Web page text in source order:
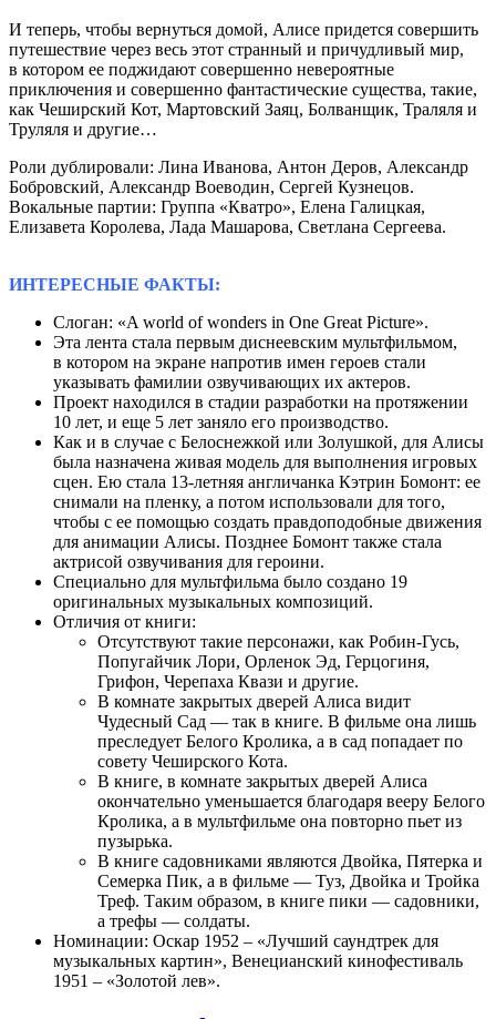
И теперь, чтобы вернуться домой, Алисе придется совершить
путешествие через весь этот странный и причудливый мир,
в котором ее поджидают совершенно невероятные
приключения и совершенно фантастические существа, такие,
как Чеширский Кот, Мартовский Заяц, Болванщик, Траляля и
Труляля и другие…
Роли дублировали: Лина Иванова, Антон Деров, Александр
Бобровский, Александр Воеводин, Сергей Кузнецов.
Вокальные партии: Группа «Кватро», Елена Галицкая,
Елизавета Королева, Лада Машарова, Светлана Сергеева.
ИНТЕРЕСНЫЕ ФАКТЫ:
Слоган: «A world of wonders in One Great Picture».
Эта лента стала первым диснеевским мультфильмом,
в котором на экране напротив имен героев стали
указывать фамилии озвучивающих их актеров.
Проект находился в стадии разработки на протяжении
10 лет, и еще 5 лет заняло его производство.
Как и в случае с Белоснежкой или Золушкой, для Алисы
была назначена живая модель для выполнения игровых
сцен. Ею стала 13-летняя англичанка Кэтрин Бомонт: ее
снимали на пленку, а потом использовали для того,
чтобы с ее помощью создать правдоподобные движения
для анимации Алисы. Позднее Бомонт также стала
актрисой озвучивания для героини.
Специально для мультфильма было создано 19
оригинальных музыкальных композиций.
Отличия от книги:
Отсутствуют такие персонажи, как Робин-Гусь,
Попугайчик Лори, Орленок Эд, Герцогиня,
Грифон, Черепаха Квази и другие.
В комнате закрытых дверей Алиса видит
Чудесный Сад — так в книге. В фильме она лишь
преследует Белого Кролика, а в сад попадает по
совету Чеширского Кота.
В книге, в комнате закрытых дверей Алиса
окончательно уменьшается благодаря вееру Белого
Кролика, а в мультфильме она повторно пьет из
пузырька.
В книге садовниками являются Двойка, Пятерка и
Семерка Пик, а в фильме — Туз, Двойка и Тройка
Треф. Таким образом, в книге пики — садовники,
а трефы — солдаты.
Номинации: Оскар 1952 – «Лучший саундтрек для
музыкальных картин», Венецианский кинофестиваль
1951 – «Золотой лев».